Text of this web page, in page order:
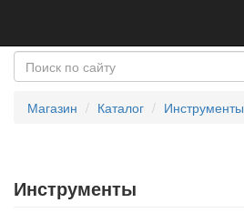
Магазин Каталог Инструменты
Инструменты